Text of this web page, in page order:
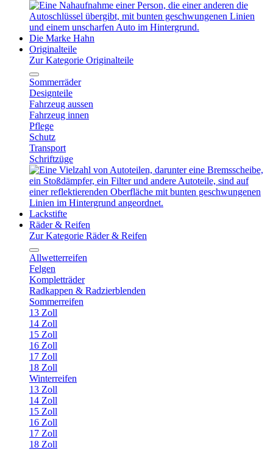
Die Marke Hahn
Originalteile
Zur Kategorie Originalteile
Sommerräder
Designteile
Fahrzeug aussen
Fahrzeug innen
Pflege
Schutz
Transport
Schriftzüge
Lackstifte
Räder & Reifen
Zur Kategorie Räder & Reifen
Allwetterreifen
Felgen
Kompletträder
Radkappen & Radzierblenden
Sommerreifen
13 Zoll
14 Zoll
15 Zoll
16 Zoll
17 Zoll
18 Zoll
Winterreifen
13 Zoll
14 Zoll
15 Zoll
16 Zoll
17 Zoll
18 Zoll